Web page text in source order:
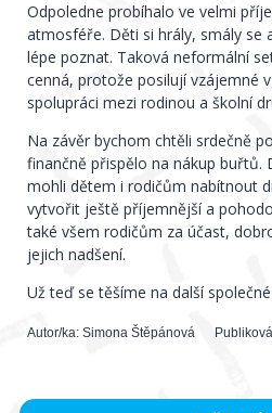
Odpoledne probíhalo ve velmi
atmosféře. Děti si hrály, smály se
lépe poznat. Taková neformální
cenná, protože posilují vzájemné
spolupráci mezi rodinou a školní
Na závěr bychom chtěli srdečně
finančně přispělo na nákup
mohli dětem i rodičům nabítnout
vytvořit ještě příjemnější a
také všem rodičům za účast,
jejich nadšení.
Už teď se těšíme na další
Autor/ka:Simona Štěpánová